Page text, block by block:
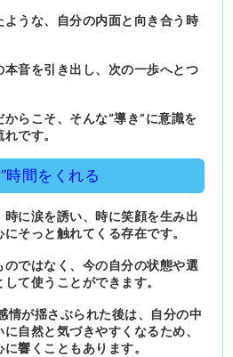
ような、自分の内面と向き合う時
音を引き出し、次の一歩へとつ
らこそ、そんな“導き”に意識を
です。
時間をくれる
に涙を誘い、時に笑顔を生み出
そっと触れてくる存在です。
ではなく、今の自分の状態や選
て使うことができます。
情が揺さぶられた後は、自分の中
自然と気づきやすくなるため、
響くこともあります。